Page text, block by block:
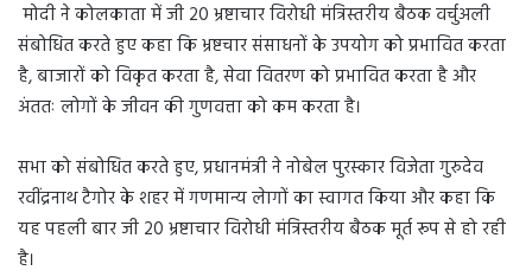
मोदी ने कोलकाता में जी 20 भ्रष्टाचार विरोधी मंत्रिस्तरीय बैठक वर्चुअली
संबोधित करते हुए कहा कि भ्रष्टचार संसाधनों के उपयोग को प्रभावित करता
है, बाजारों को विकृत करता है, सेवा वितरण को प्रभावित करता है और
अंततः लोगों के जीवन की गुणवत्ता को कम करता है।
सभा को संबोधित करते हुए, प्रधानमंत्री ने नोबेल पुरस्कार विजेता गुरुदेव
रवींद्रनाथ टैगोर के शहर में गणमान्य लेागों का स्वागत किया और कहा कि
यह पहली बार जी 20 भ्रष्टाचार विरोधी मंत्रिस्तरीय बैठक मूर्त रूप से हो रही
है।